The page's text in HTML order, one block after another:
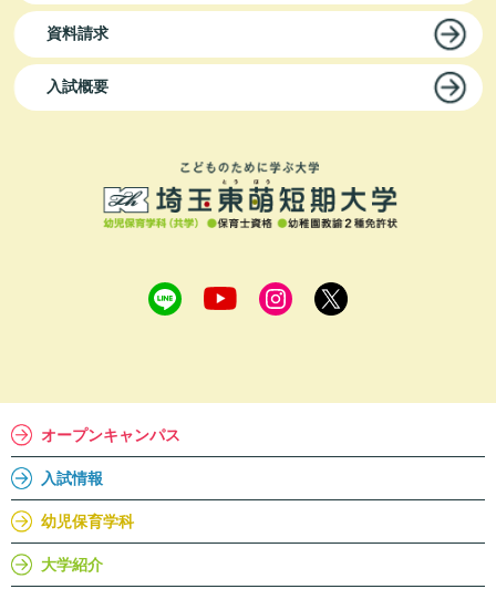
資料請求
入試概要
オープンキャンパス
入試情報
幼児保育学科
大学紹介